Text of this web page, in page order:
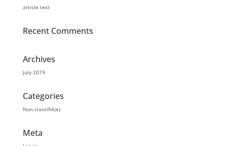
article test
Recent Comments
Archives
July 2019
Categories
Non classifié(e)
Meta